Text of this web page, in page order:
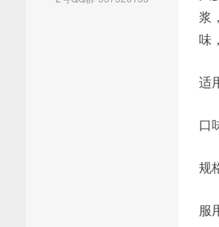
浆
味
适
口
规
服